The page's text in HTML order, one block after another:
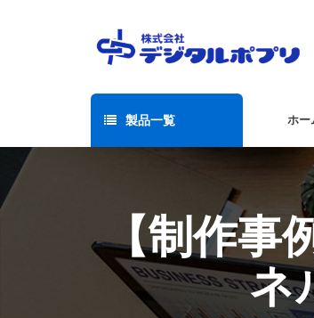
製品一覧 ホー
【制作事
ネ